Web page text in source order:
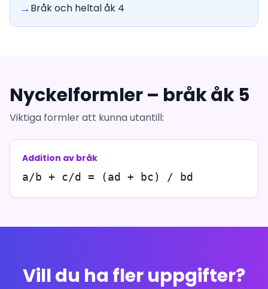
→Bråk och heltal åk 4
Nyckelformler – bråk åk 5
Viktiga formler att kunna utantill:
Addition av bråk
a/b + c/d = (ad + bc) / bd
Vill du ha fler uppgifter?